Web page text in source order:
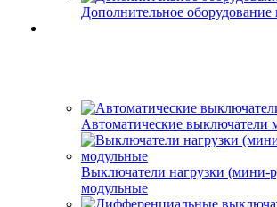
Дополнительное оборудование
Автоматические выключатели
Выключатели нагрузки (мини-
модульные